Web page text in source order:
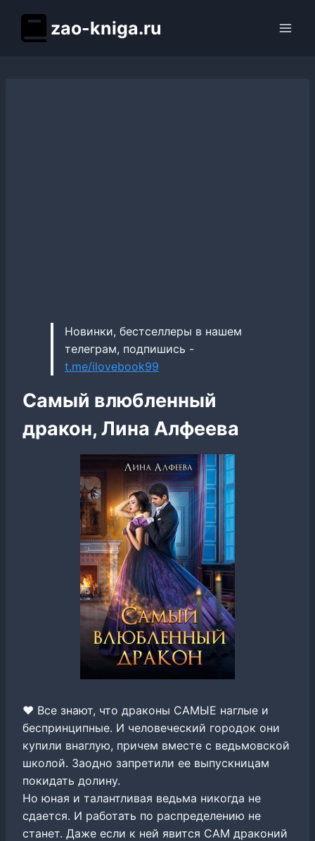
содержимому
zao-kniga.ru
Новинки, бестселлеры в нашем
телеграм, подпишись -
t.me/ilovebook99
Самый влюбленный
дракон, Лина Алфеева
❤️ Все знают, что драконы САМЫЕ наглые и
беспринципные. И человеческий городок они
купили внаглую, причем вместе с ведьмовской
школой. Заодно запретили ее выпускницам
покидать долину.
Но юная и талантливая ведьма никогда не
сдается. И работать по распределению не
станет. Даже если к ней явится САМ драконий